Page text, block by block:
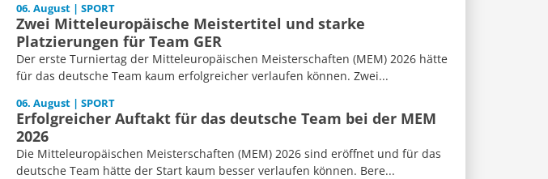
06. August | SPORT
Zwei Mitteleuropäische Meistertitel und starke
Platzierungen für Team GER
Der erste Turniertag der Mitteleuropäischen Meisterschaften (MEM) 2026 hätte
für das deutsche Team kaum erfolgreicher verlaufen können. Zwei...
06. August | SPORT
Erfolgreicher Auftakt für das deutsche Team bei der MEM
2026
Die Mitteleuropäischen Meisterschaften (MEM) 2026 sind eröffnet und für das
deutsche Team hätte der Start kaum besser verlaufen können. Bere...